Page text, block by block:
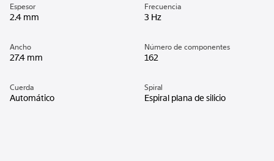
Espesor
2.4 mm
Frecuencia
3 Hz
Ancho
27.4 mm
Número de componentes
162
Cuerda
Automático
Spiral
Espiral plana de silicio